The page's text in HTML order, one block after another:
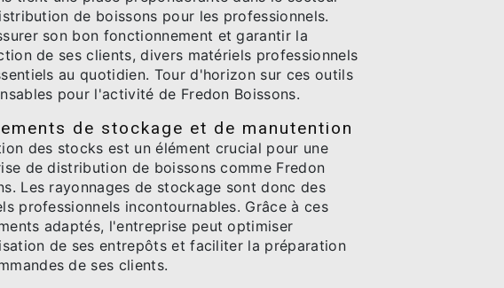
de boissons pour les professionnels.
son bon fonctionnement et garantir la
de ses clients, divers matériels professionnels
au quotidien. Tour d'horizon sur ces outils
pour l'activité de Fredon Boissons.
de stockage et de manutention
des stocks est un élément crucial pour une
de distribution de boissons comme Fredon
Les rayonnages de stockage sont donc des
professionnels incontournables. Grâce à ces
adaptés, l'entreprise peut optimiser
de ses entrepôts et faciliter la préparation
de ses clients.